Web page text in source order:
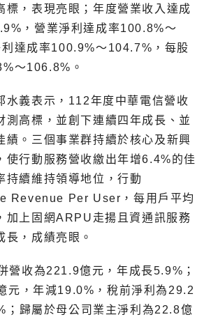
標，表現亮眼；年度營業收入達成
，營業淨利達成率100.8%～
達成率100.9%～104.7%，每股
～106.8%。
水義表示，112年度中華電信營收
測高標，並創下連續四年成長、並
績。三個事業群持續於核心及新興
使行動服務營收繳出年增6.4%的佳
持續維持領導地位，行動
Revenue Per User，每用戶平均
加上固網ARPU走揚且資通訊服務
長，成績亮眼。
營收為221.9億元，年成長5.9%；
元，年減19.0%，稅前淨利為29.2
；歸屬於母公司業主淨利為22.8億